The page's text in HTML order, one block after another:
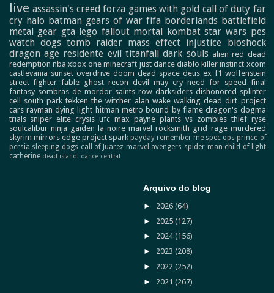
live assassin's creed forza games with gold call of duty far
cry halo batman gears of war fifa borderlands battlefield
metal gear gta lego fallout mortal kombat star wars pes
watch dogs tomb raider mass effect injustice
bioshock
dragon age residente evil titanfall dark souls alien red dead
redemption nba xbox one minecraft just dance diablo killer instinct xcom
castlevania sunset overdrive doom dead space deus ex f1 wolfenstein
street fighter fable ghost recon devil may cry need for speed final
fantasy sombras de mordor saints row darksiders dishonored splinter
cell
south park tekken the witcher alan wake walking dead dirt project
cars rayman dying light hitman metro bound by flame dragon's dogma
trials sniper elite crysis ufc max payne plants vs zombies thief ryse
soulcalibur ninja gaiden la noire marvel rocksmith grid rage murdered
skyrim mirrors edge project spark payday remember me spec ops prince of
persia sleeping dogs call of Juarez marvel avengers spider man child of light
catherine dead island. dance central
Arquivo do blog
► 2026 (64)
► 2025 (127)
► 2024(156)
► 2023 (208)
► 2022 (252)
► 2021 (267)